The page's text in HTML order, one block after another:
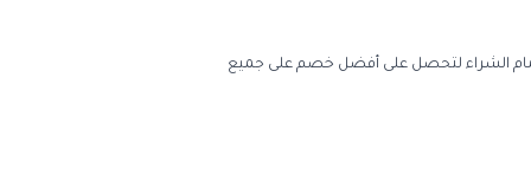
الشراء لتحصل على أفضل خصم على جميع